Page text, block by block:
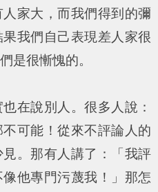
家大，而我們得到的彌
我們自己表現差人家很
是很慚愧的。
說別人。很多人說：
不可能！從來不評論人的
。那有人講了：「我評
他專門污蔑我！」那怎